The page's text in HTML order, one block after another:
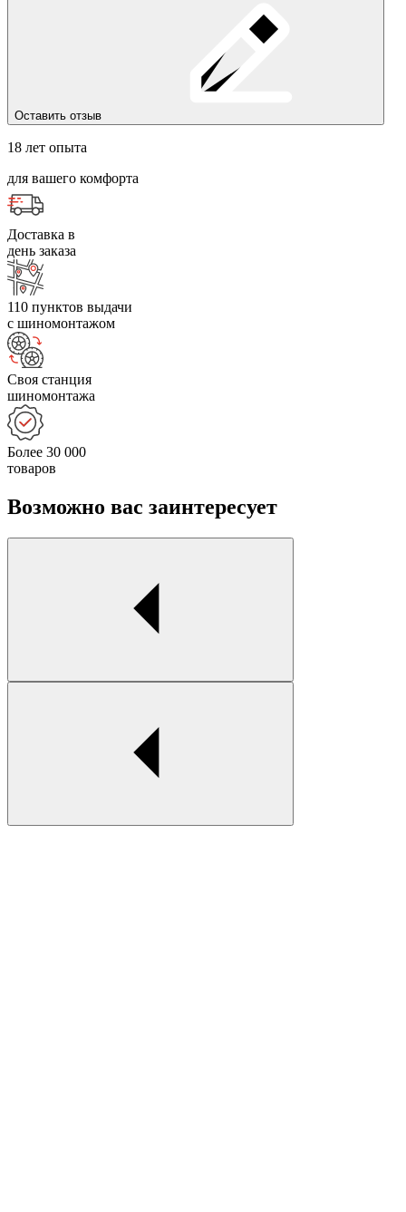
Оставить отзыв
18 лет опыта
для вашего комфорта
Доставка в
день заказа
110 пунктов выдачи
с шиномонтажом
Своя станция
шиномонтажа
Более 30 000
товаров
Возможно вас заинтересует